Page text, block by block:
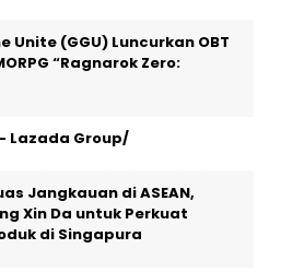
Unite (GGU) Luncurkan OBT
“Ragnarok Zero:
— Lazada Group/
Jangkauan di ASEAN,
Xin Da untuk Perkuat
di Singapura